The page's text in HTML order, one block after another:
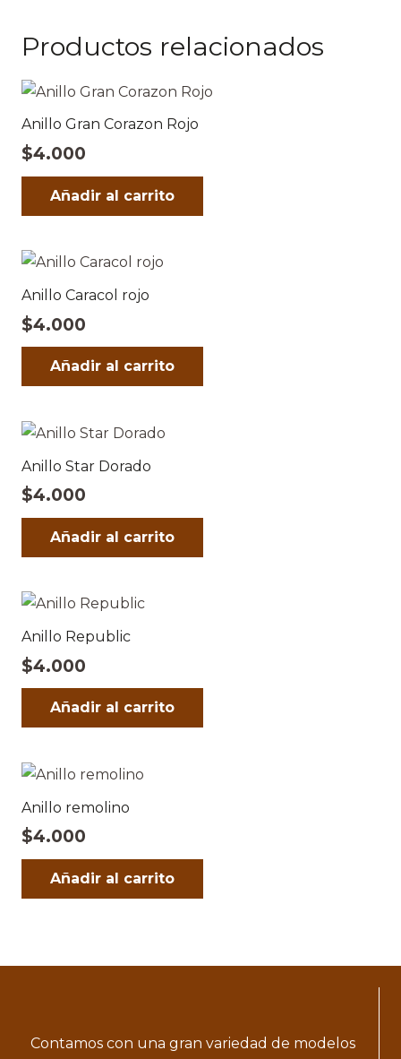
Productos relacionados
Anillo Gran Corazon Rojo
$4.000
Añadir al carrito
Anillo Caracol rojo
$4.000
Añadir al carrito
Anillo Star Dorado
$4.000
Añadir al carrito
Anillo Republic
$4.000
Añadir al carrito
Anillo remolino
$4.000
Añadir al carrito
Contamos con una gran variedad de modelos